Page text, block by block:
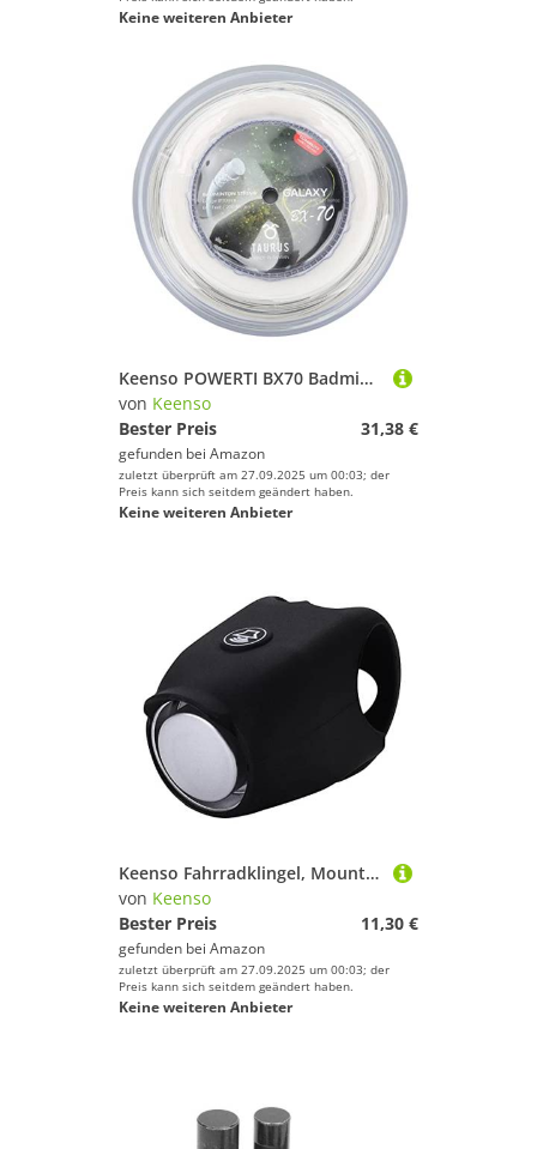
Keine weiteren Anbieter
Keenso POWERTI BX70 Badmintonschlägersaite Hochelastische Nylon-Badmintonschlägersaite 0,7 Mm Badmintonsaite 200 M Rolle (Weiß)
von Keenso
Bester Preis
31,38 €
gefunden bei Amazon
zuletzt überprüft am 27.09.2025 um 00:03; der
Preis kann sich seitdem geändert haben.
Keine weiteren Anbieter
Keenso Fahrradklingel, Mountainbike Lenker Elektrisch Fahrradklingel 120DB Laut Fahradklingeln Ring Hupe (schwarz)
von Keenso
Bester Preis
11,30 €
gefunden bei Amazon
zuletzt überprüft am 27.09.2025 um 00:03; der
Preis kann sich seitdem geändert haben.
Keine weiteren Anbieter